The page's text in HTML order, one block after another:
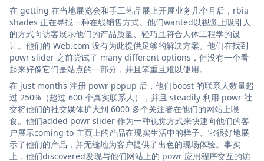
在 getting 在当地展览会和手工艺品展上开展业务几个月后，rbia
shades 正在寻找一种在线销售方式。他们wanted以视觉上吸引人
的方式向访客展示他们的产品质量、轻巧且符合人体工程学的设
计。他们的 Web.com 没有为此提供足够的解决方案。他们在找到
powr slider 之前尝试了 many different options，但没有一个看
起来好像它们是站点的一部分，并且笨重且难以使用。
在 just months 注册 powr popup 后，他们boost 的联系人数量超
过 250%（超过 600 个真实联系人），并且 steadily 利用 powr 社
交将他们的社交媒体扩大到 6000 多个关注者在他们的网站上喂
食。他们added powr slider 作为一种视觉方式来快速向他们的客
户展示coming to 主页上的产品在现实生活中的样子。它很好地展
示了他们的产品，并无缝地为客户提供了出色的现场体验。事实
上，他们discovered发现与他们网站上的 powr 应用程序交互的访